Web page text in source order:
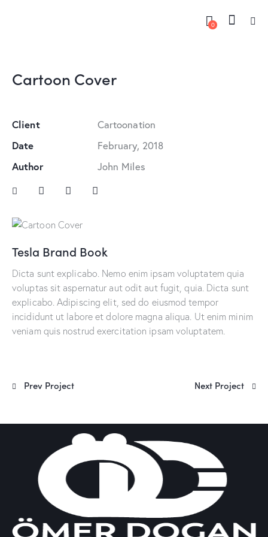
0
Cartoon Cover
Tesla Brand Book
Dicta sunt explicabo. Nemo enim ipsam voluptatem quia
voluptas sit aspernatur aut odit aut fugit, quia. Dicta sunt
explicabo. Adipiscing elit, sed do eiusmod tempor
incididunt ut labore et dolore magna aliqua. Ut enim minim
veniam quis nostrud exercitation ipsam voluptatem.
Client
Cartoonation
Date
February, 2018
Author
John Miles
Prev Project Next Project